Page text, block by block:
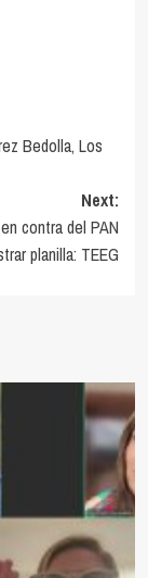
Bedolla, Los
Next:
contra del PAN
planilla: TEEG